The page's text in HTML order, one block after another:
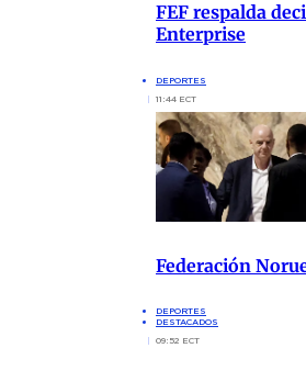
FEF respalda
Enterprise
DEPORTES
11:44 ECT
Federación
DEPORTES
DESTACADOS
09:52 ECT